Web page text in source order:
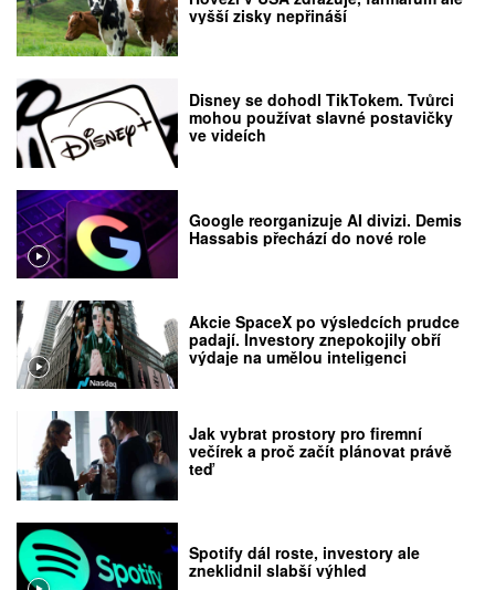
vyšší zisky nepřináší
Disney se dohodl TikTokem. Tvůrci
mohou používat slavné postavičky
ve videích
Google reorganizuje AI divizi. Demis
Hassabis přechází do nové role
Akcie SpaceX po výsledcích prudce
padají. Investory znepokojily obří
výdaje na umělou inteligenci
Jak vybrat prostory pro firemní
večírek a proč začít plánovat právě
teď
Spotify dál roste, investory ale
zneklidnil slabší výhled